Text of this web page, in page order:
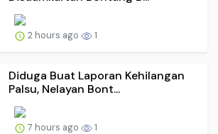
2 hours ago 1
Diduga Buat Laporan Kehilangan
Palsu, Nelayan Bont...
7 hours ago 1